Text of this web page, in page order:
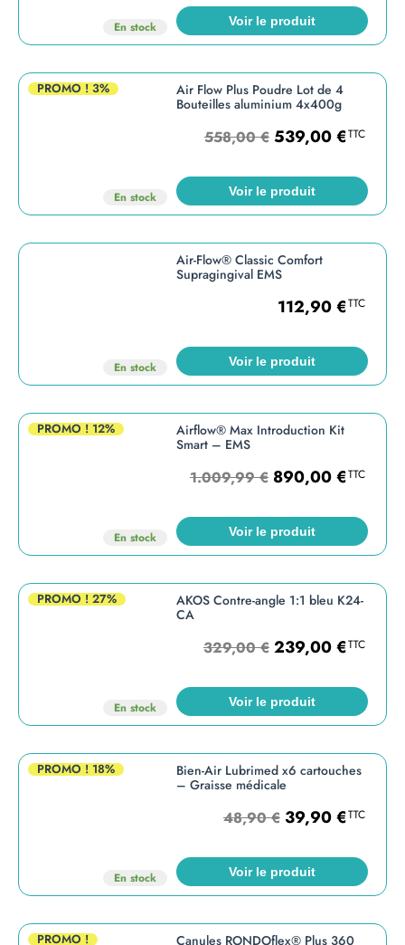
En stock Voir le produit
PROMO !3%
En stock
Air Flow Plus Poudre Lot de 4
Bouteilles aluminium 4x400g
558,00€ 539,00€TTC
Voir le produit
En stock
Air-Flow® Classic Comfort
Supragingival EMS
112,90€TTC
Voir le produit
PROMO !12%
En stock
Airflow® Max Introduction Kit
Smart – EMS
1.009,99€ 890,00€TTC
Voir le produit
PROMO !27%
En stock
AKOS Contre-angle 1:1 bleu K24-
CA
329,00€ 239,00€TTC
Voir le produit
PROMO !18%
En stock
Bien-Air Lubrimed x6 cartouches
– Graisse médicale
48,90€ 39,90€TTC
Voir le produit
PROMO ! Canules RONDOflex® Plus 360